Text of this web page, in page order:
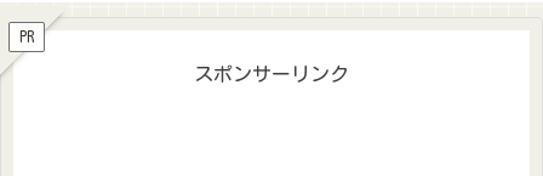
PR
スポンサーリンク